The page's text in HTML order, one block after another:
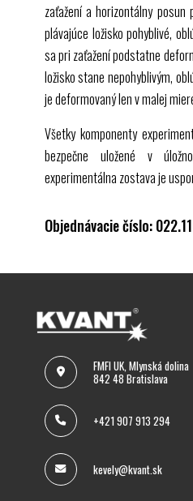
zaťažení a horizontálny posun
plávajúce ložisko pohyblivé,
sa pri zaťažení podstatne
ložisko stane nepohyblivým,
je deformovaný len v malej
Všetky komponenty
bezpečne uložené v
experimentálna zostava je
Objednávacie číslo:
FMFI UK, Mlynská dolina
842 48 Bratislava
+421 907 913 294
kevely@kvant.sk